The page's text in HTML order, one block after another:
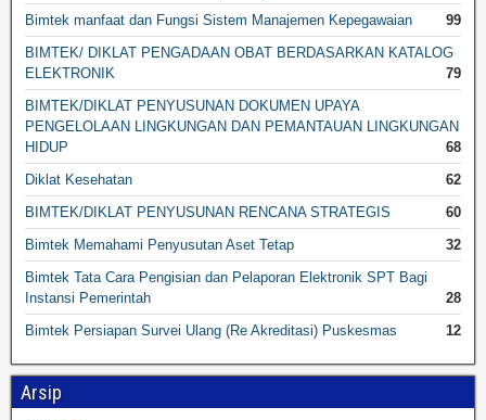
Bimtek manfaat dan Fungsi Sistem Manajemen Kepegawaian
99
BIMTEK/ DIKLAT PENGADAAN OBAT BERDASARKAN KATALOG
ELEKTRONIK
79
BIMTEK/DIKLAT PENYUSUNAN DOKUMEN UPAYA
PENGELOLAAN LINGKUNGAN DAN PEMANTAUAN LINGKUNGAN
HIDUP
68
Diklat Kesehatan
62
BIMTEK/DIKLAT PENYUSUNAN RENCANA STRATEGIS
60
Bimtek Memahami Penyusutan Aset Tetap
32
Bimtek Tata Cara Pengisian dan Pelaporan Elektronik SPT Bagi
Instansi Pemerintah
28
Bimtek Persiapan Survei Ulang (Re Akreditasi) Puskesmas
12
Arsip